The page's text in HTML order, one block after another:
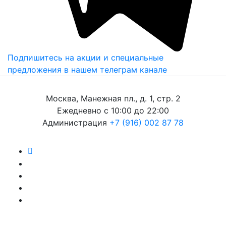
Подпишитесь на акции и специальные
предложения в нашем телеграм канале
Москва, Манежная пл., д. 1, стр. 2
Ежедневно с 10:00 до 22:00
Администрация +7 (916) 002 87 78